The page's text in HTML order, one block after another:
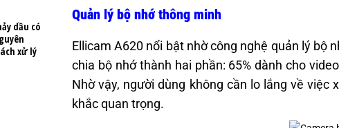
Quản lý bộ nhớ thông minh
Ellicam A620 nổi bật nhờ công nghệ quản lý bộ
chia bộ nhớ thành hai phần: 65% dành cho
Nhờ vậy, người dùng không cần lo lắng về
khắc quan trọng.
dầu có
xử lý